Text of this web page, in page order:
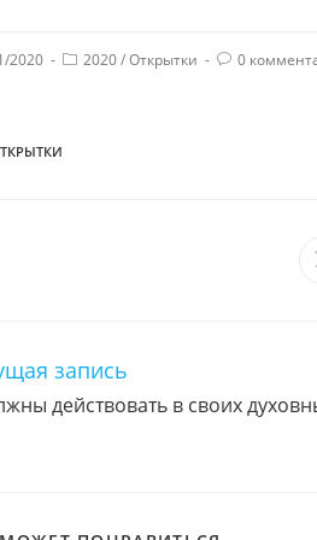
2020 2020/Открытки 0
запись
действовать в своих